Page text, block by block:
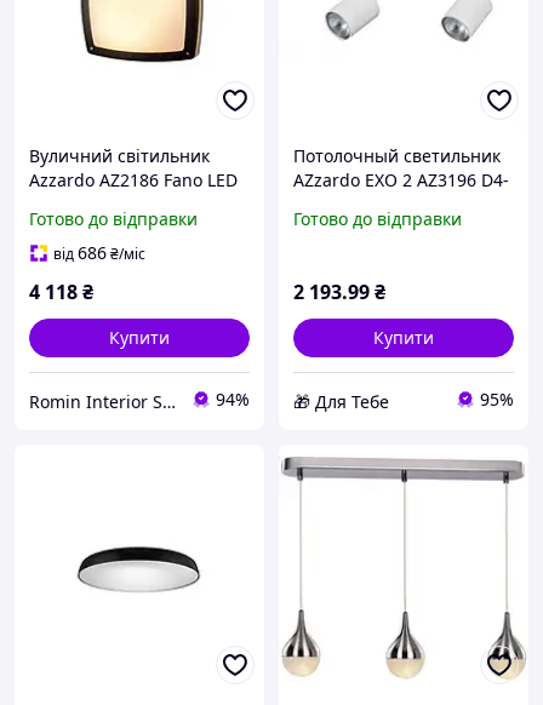
Вуличний світильник
Azzardo AZ2186 Fano LED
Готово до відправки
від686₴/міс
4 118₴
Купити
Romin Interior Store 94%
Потолочный светильник
AZzardo EXO 2 AZ3196 D4-
Готово до відправки
2 193.99₴
Купити
🎁 Для Тебе 95%